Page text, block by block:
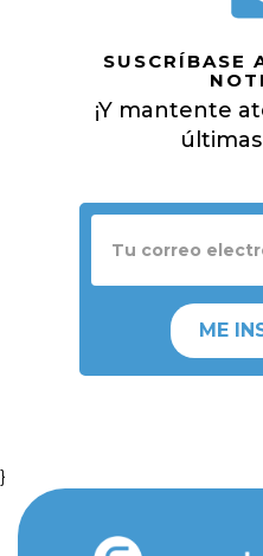
SUSCRÍBASE
¡Y mantente
ME
}